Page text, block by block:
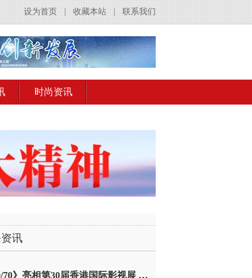
联系我们
收藏本站
设为首页
时尚资讯
讯
电影《60/70》亮相第30届香港国际影视展 冲刺戛纳备